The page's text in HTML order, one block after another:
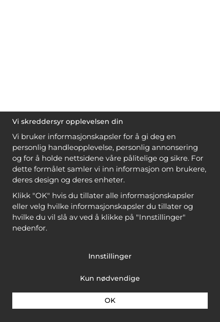
Vi skreddersyr opplevelsen din
Vi bruker informasjonskapsler for å gi deg en
personlig handleopplevelse, personlig annonsering
og for å holde nettsidene våre pålitelige og sikre. For
dette formålet samler vi inn informasjon om brukere,
deres design og deres enheter.
Klikk "OK" hvis du tillater alle informasjonskapsler
eller velg hvilke informasjonskapsler du tillater og
hvilke du vil slå av ved å klikke på "Innstillinger"
nedenfor.
Innstillinger
Kun nødvendige
OK